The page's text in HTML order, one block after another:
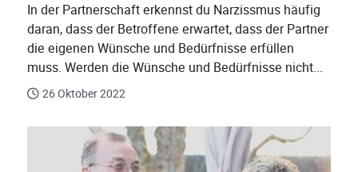
In der Partnerschaft erkennst du Narzissmus häufig
daran, dass der Betroffene erwartet, dass der Partner
die eigenen Wünsche und Bedürfnisse erfüllen
muss. Werden die Wünsche und Bedürfnisse nicht...
26 Oktober 2022